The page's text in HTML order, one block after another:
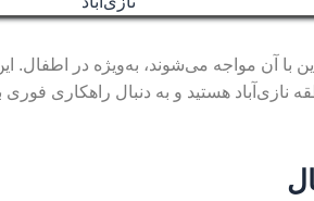
با آن مواجه می‌شوند، به‌ویژه در اطفال.
هستید و به دنبال راهکاری